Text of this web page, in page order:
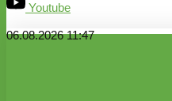
Youtube
06.08.2026 11:47